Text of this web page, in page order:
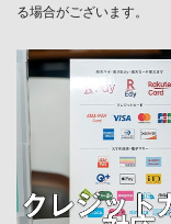
る場合がございます。